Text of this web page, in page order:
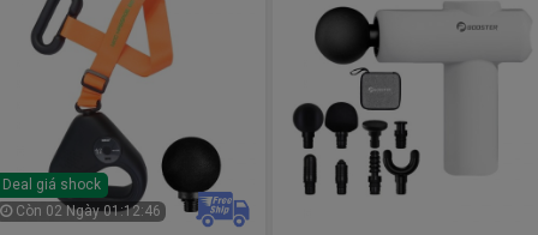
Deal giá shock
Còn 02 Ngày 01:12:45